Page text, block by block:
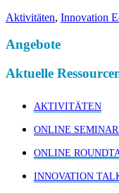
Aktivitäten, Innovation
Angebote
Aktuelle
AKTIVITÄTEN
ONLINE
ONLINE
INNOVATION